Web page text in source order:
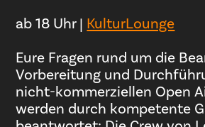
ab 18 Uhr | KulturLounge
Eure Fragen rund um die
Vorbereitung und
nicht-kommerziellen Open
werden durch kompetente